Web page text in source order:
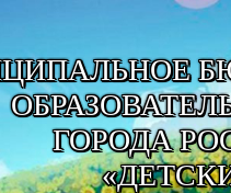
ГОРОДА